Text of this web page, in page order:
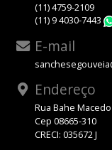
(11) 4759-2109
(11) 9 4030-7443
E-mail
Endereço
Rua Bahe
Cep 08665-310
CRECI: 035672 J